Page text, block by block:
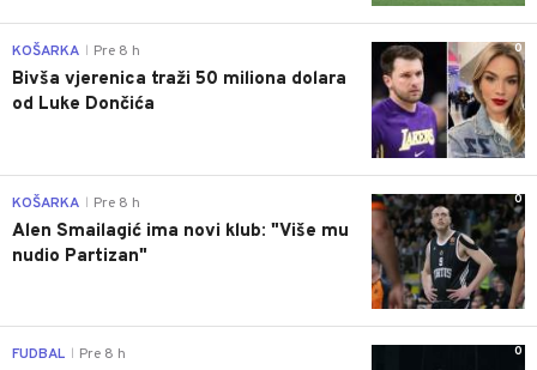
0
KOŠARKA Pre 8 h
Bivša vjerenica traži 50 miliona dolara
od Luke Dončića
0
KOŠARKA Pre 8 h
Alen Smailagić ima novi klub: "Više mu
nudio Partizan"
0
FUDBAL Pre 8 h